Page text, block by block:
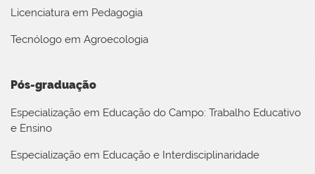
Licenciatura em Pedagogia
Tecnólogo em Agroecologia
Pós-graduação
Especialização em Educação do Campo: Trabalho Educativo
e Ensino
Especialização em Educação e Interdisciplinaridade